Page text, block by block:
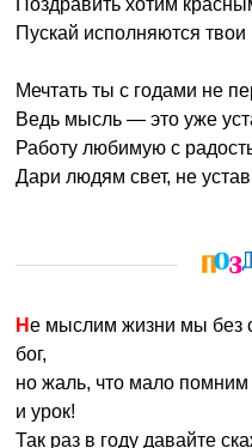
Поздравить хотим
Пускай исполняются
Мечтать ты с годами не
Ведь мысль — это уже
Работу любимую с
Дари людям свет, не устав
Не мыслим жизни мы без света, а электричество наш
бог,
но жаль, что мало
и урок!
Так раз в году давайте